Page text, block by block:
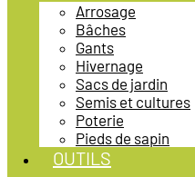
Arrosage
Bâches
Gants
Hivernage
Sacs de jardin
Semis et cultures
Poterie
Pieds de sapin
OUTILS